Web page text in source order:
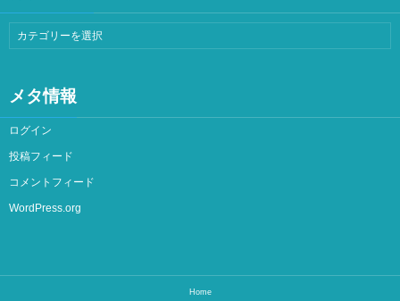
メタ情報
ログイン
投稿フィード
コメントフィード
WordPress.org
Home